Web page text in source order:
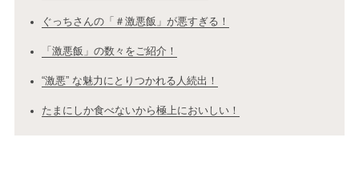
ぐっちさんの「＃激悪飯」が悪すぎる！
「激悪飯」の数々をご紹介！
“激悪” な魅力にとりつかれる人続出！
たまにしか食べないから極上においしい！